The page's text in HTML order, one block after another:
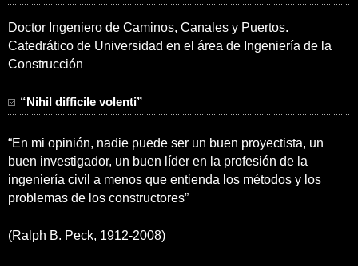
Doctor Ingeniero de Caminos, Canales y Puertos.
Catedrático de Universidad en el área de Ingeniería de la
Construcción
“Nihil difficile volenti”
“En mi opinión, nadie puede ser un buen proyectista, un
buen investigador, un buen líder en la profesión de la
ingeniería civil a menos que entienda los métodos y los
problemas de los constructores”
(Ralph B. Peck, 1912-2008)